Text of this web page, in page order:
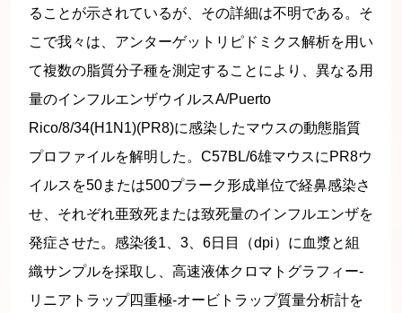
ることが示されているが、その詳細は不明である。そ
こで我々は、アンターゲットリピドミクス解析を用い
て複数の脂質分子種を測定することにより、異なる用
量のインフルエンザウイルスA/Puerto
Rico/8/34(H1N1)(PR8)に感染したマウスの動態脂質
プロファイルを解明した。C57BL/6雄マウスにPR8ウ
イルスを50または500プラーク形成単位で経鼻感染さ
せ、それぞれ亜致死または致死量のインフルエンザを
発症させた。感染後1、3、6日目（dpi）に血漿と組
織サンプルを採取し、高速液体クロマトグラフィー-
リニアトラップ四重極-オービトラップ質量分析計を